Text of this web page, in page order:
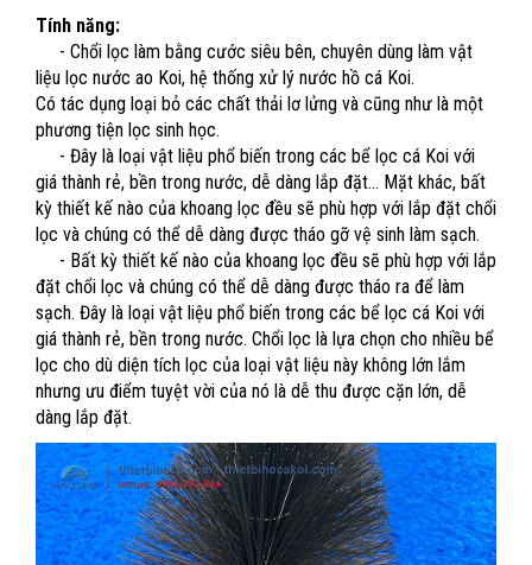
Tính năng:
- Chổi lọc làm bằng cước siêu bên, chuyên dùng làm vật
liệu lọc nước ao Koi, hệ thống xử lý nước hồ cá Koi.
Có tác dụng loại bỏ các chất thải lơ lửng và cũng như là một
phương tiện lọc sinh học.
- Đây là loại vật liệu phổ biến trong các bể lọc cá Koi với
giá thành rẻ, bền trong nước, dễ dàng lắp đặt… Mặt khác, bất
kỳ thiết kế nào của khoang lọc đều sẽ phù hợp với lắp đặt chổi
lọc và chúng có thể dễ dàng được tháo gỡ vệ sinh làm sạch.
- Bất kỳ thiết kế nào của khoang lọc đều sẽ phù hợp với lắp
đặt chổi lọc và chúng có thể dễ dàng được tháo ra để làm
sạch. Đây là loại vật liệu phổ biến trong các bể lọc cá Koi với
giá thành rẻ, bền trong nước. Chổi lọc là lựa chọn cho nhiều bể
lọc cho dù diện tích lọc của loại vật liệu này không lớn lắm
nhưng ưu điểm tuyệt vời của nó là dễ thu được cặn lớn, dễ
dàng lắp đặt.